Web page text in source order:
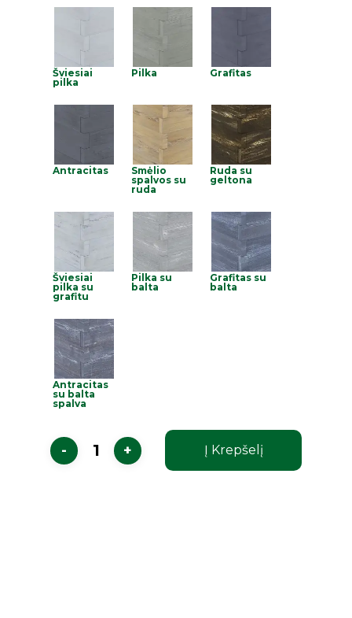
Šviesiai
pilka
Pilka Grafitas
Antracitas
Smėlio
spalvos su
ruda
Ruda su
geltona
Šviesiai
pilka su
grafitu
Pilka su
balta
Grafitas su
balta
Antracitas
su balta
spalva
Į Krepšelį